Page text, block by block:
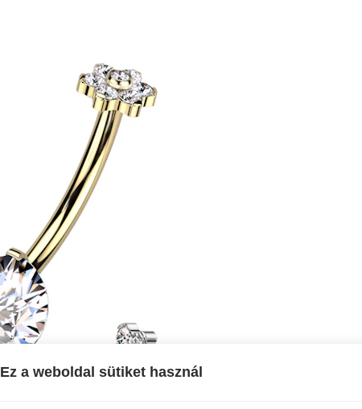
Ez a weboldal sütiket használ